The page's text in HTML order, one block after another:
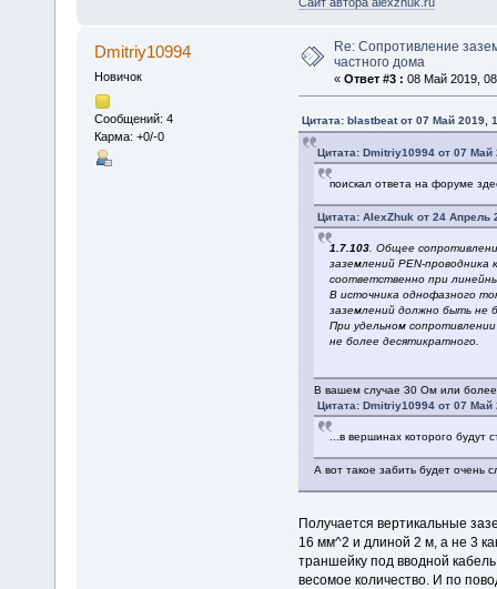
Dmitriy10994
Новичок
Сообщений: 4
Карма: +0/-0
Re: Сопротивление
частного дома
« Ответ #3 : 08 Май 2019,
Цитата: blastbeat от 07 Май 2019,
Цитата: Dmitriy10994 от 07 Май
поискал ответа на форуме
Цитата: AlexZhuk от 24 Апрель
1.7.103. Общее
заземлений PEN-
соответственно при
В источника однофазного
заземлений должно быть не
При удельном
не более десятикратного.
В вашем случае 30 Ом или
Цитата: Dmitriy10994 от 07 Май
...в вершинах которого
А вот такое забить будет очень
Получается вертикальные
16 мм^2 и длиной 2 м, а не 3
траншейку под вводной
весомое количество. И по